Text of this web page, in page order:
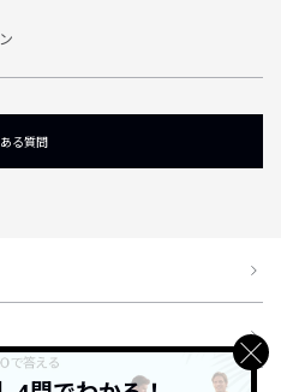
る質問